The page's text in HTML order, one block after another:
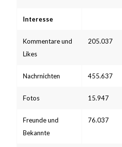
Interesse
Kommentare und
Likes
205.037
Nachrnichten 455.637
Fotos 15.947
Freunde und
Bekannte
76.037